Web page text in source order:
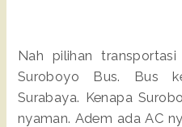
Nah pilihan
Suroboyo Bus. Bus
Surabaya. Kenapa
nyaman. Adem ada AC